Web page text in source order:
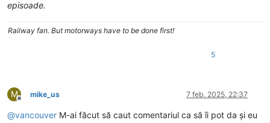
episoade.
Railway fan. But motorways have to be done first!
5
M
Deconectat
mike_us 7 feb. 2025, 22:37
@vancouver M-ai făcut să caut comentariul ca să îi pot da și eu